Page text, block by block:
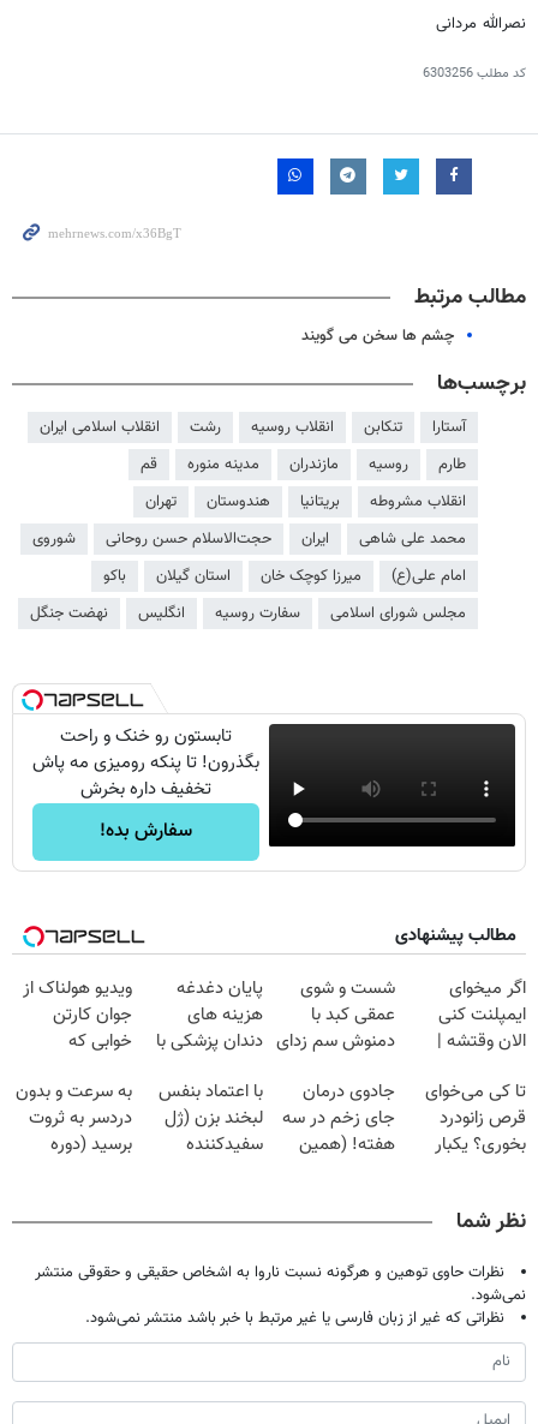
نصرالله مردانی
کد مطلب6303256
مطالب مرتبط
چشم ها سخن می گویند
برچسب‌ها
آستارا تنکابن انقلاب روسیه رشت
انقلاب اسلامی ایران
طارم
روسیه مازندران مدینه منوره
قم
انقلاب مشروطه
بریتانیا هندوستان
تهران
محمد علی شاهی
ایران حجت‌الاسلام حسن روحانی
شوروی
امام علی(ع)
میرزا کوچک خان استان گیلان
باکو
مجلس شورای اسلامی
سفارت روسیه انگلیس نهضت جنگل
تابستون رو خنک و راحت
بگذرون! تا پنکه رومیزی مه پاش
تخفیف داره بخرش
سفارش بده!
مطالب پیشنهادی
اگر میخوای
ایمپلنت کنی
الان وقتشه |
میلیون تومان!!!
شست و شوی
عمقی کبد با
دمنوش سم زدای
پایان دغدغه
هزینه های
دندان پزشکی با
خانگی
ویدیو هولناک از
جوان کارتن
خوابی که
آموزش رایگان
تا کی می‌خوای
قرص زانودرد
بخوری؟ یکبار
جادوی درمان
جای زخم در سه
هفته! (همین
با اعتماد بنفس
لبخند بزن (ژل
سفیدکننده
به سرعت و بدون
دردسر به ثروت
برسید (دوره
نظر شما
نظرات حاوی توهین و هرگونه نسبت ناروا به اشخاص حقیقی و حقوقی منتشر
نمی‌شود.
نظراتی که غیر از زبان فارسی یا غیر مرتبط با خبر باشد منتشر نمی‌شود.